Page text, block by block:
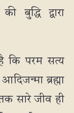
बुद्धि द्वारा
कि परम सत्य
ब्रह्मा
सारे जीव ही